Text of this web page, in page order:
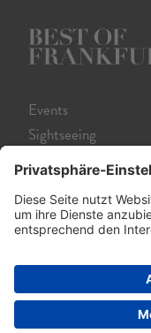
Events
Sightseeing
Museum
Theater
Film
Startseite